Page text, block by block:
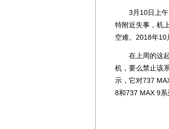
3月10日上午
特附近失事，机
空难。2018年10
在上周的这起
机，要么禁止该
示，它对737
8和737 MAX 9